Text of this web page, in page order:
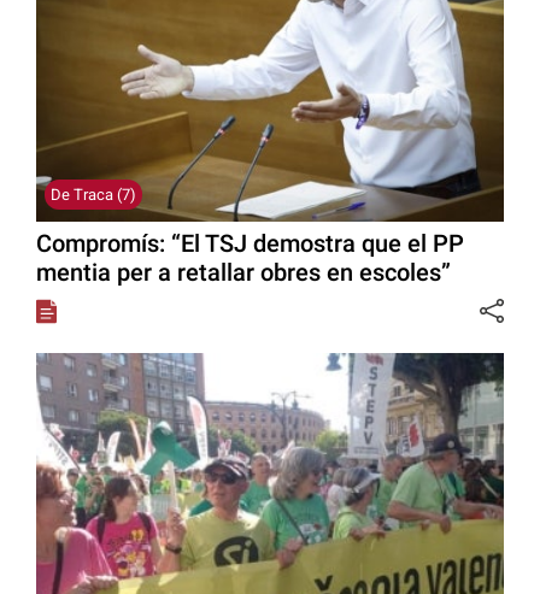
De Traca (7)
Compromís: “El TSJ demostra que el PP
mentia per a retallar obres en escoles”